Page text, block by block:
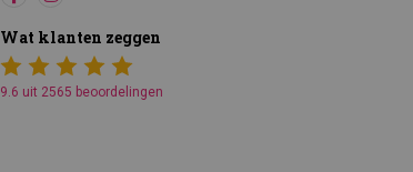
Wat klanten zeggen
9.6 uit 2565 beoordelingen